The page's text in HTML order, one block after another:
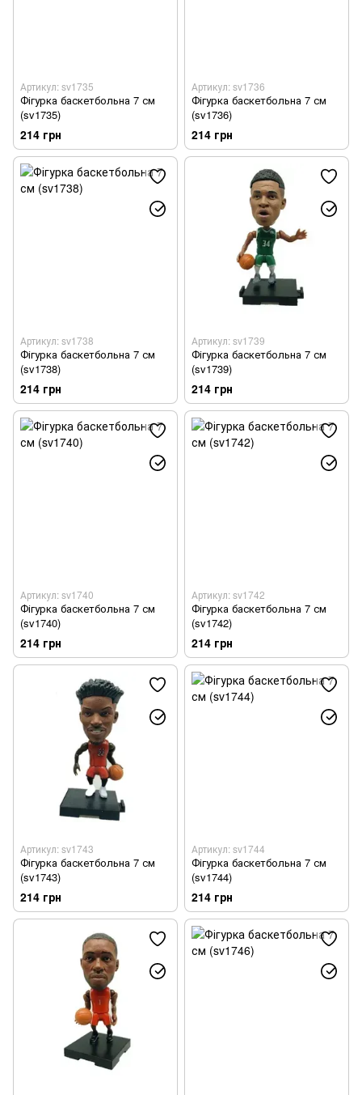
Артикул: sv1735
Фігурка баскетбольна 7 см
(sv1735)
214 грн
Артикул: sv1736
Фігурка баскетбольна 7 см
(sv1736)
214 грн
Артикул: sv1738
Фігурка баскетбольна 7 см
(sv1738)
214 грн
Артикул: sv1739
Фігурка баскетбольна 7 см
(sv1739)
214 грн
Артикул: sv1740
Фігурка баскетбольна 7 см
(sv1740)
214 грн
Артикул: sv1742
Фігурка баскетбольна 7 см
(sv1742)
214 грн
Артикул: sv1743
Фігурка баскетбольна 7 см
(sv1743)
214 грн
Артикул: sv1744
Фігурка баскетбольна 7 см
(sv1744)
214 грн